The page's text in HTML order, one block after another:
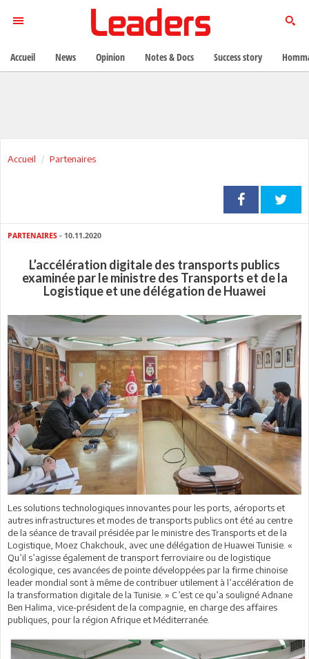
Accueil Partenaires
PARTENAIRES - 10.11.2020
L’accélération digitale des transports publics
examinée par le ministre des Transports et de la
Logistique et une délégation de Huawei
Les solutions technologiques innovantes pour les ports, aéroports et
autres infrastructures et modes de transports publics ont été au centre
de la séance de travail présidée par le ministre des Transports et de la
Logistique, Moez Chakchouk, avec une délégation de Huawei Tunisie. «
Qu’il s’agisse également de transport ferroviaire ou de logistique
écologique, ces avancées de pointe développées par la firme chinoise
leader mondial sont à même de contribuer utilement à l’accélération de
la transformation digitale de la Tunisie. » C’est ce qu’a souligné Adnane
Ben Halima, vice-président de la compagnie, en charge des affaires
publiques, pour la région Afrique et Méditerranée.
Accueil News Opinion Notes & Docs Success story